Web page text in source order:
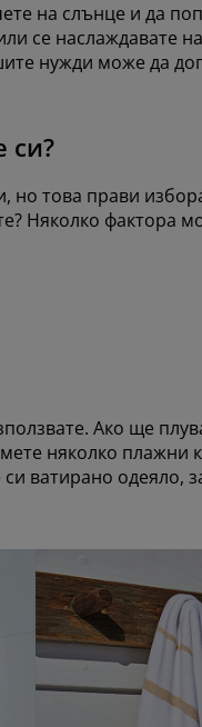
на слънце и да
се наслаждавате
нужди може да
си?
това прави
Няколко фактора
Ако ще
няколко плажни
ватирано одеяло,